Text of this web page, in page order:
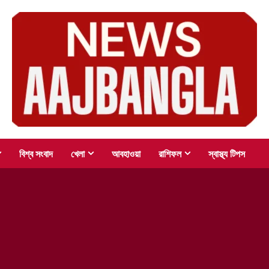
বিশ্ব সংবাদ খেলা আবহাওয়া রাশিফল স্বাস্থ্য টিপস